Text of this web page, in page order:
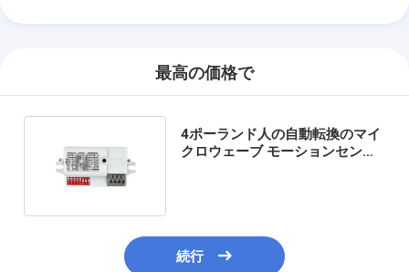
最高の価格で
4ポーランド人の自動転換のマイ
クロウェーブ モーションセンサ
続行